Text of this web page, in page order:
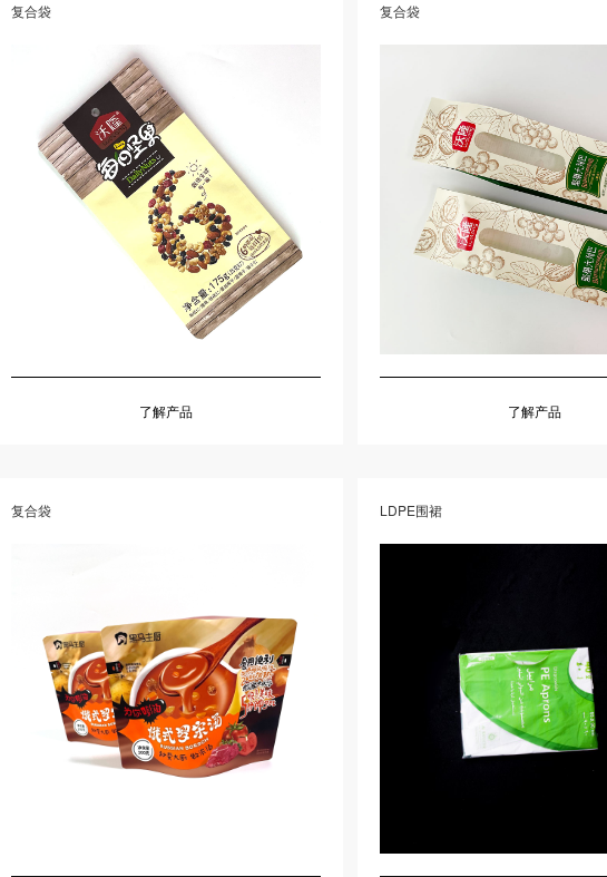
复合袋
了解产品
复合袋
了解产品
复合袋 LDPE围裙